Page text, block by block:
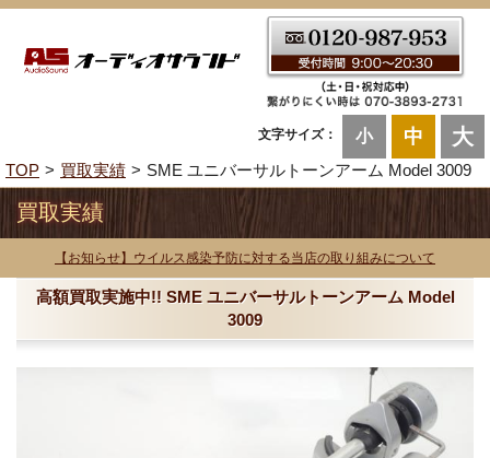
文字サイズ： 小 中 大
TOP 買取実績 SME ユニバーサルトーンアーム Model 3009
買取実績
【お知らせ】ウイルス感染予防に対する当店の取り組みについて
高額買取実施中!! SME ユニバーサルトーンアーム Model
3009